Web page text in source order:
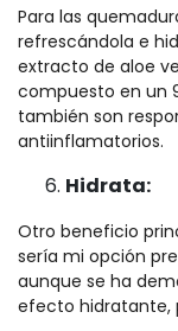
Para las
refrescándola e
extracto de aloe
compuesto en un
también son
antiinflamatorios.
Hidrata:
Otro beneficio
sería mi opción
aunque se ha
efecto hidratante,